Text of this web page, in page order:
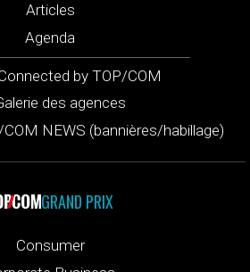
Articles
Agenda
by TOP/COM
des agences
NEWS (bannières/habillage)
GRAND PRIX
Consumer